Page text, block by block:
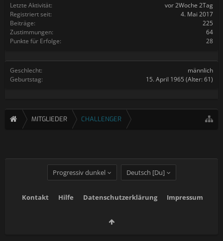
Letzte Aktivität:
vor 2Woche 2Tag
Registriert seit:
4. Mai 2017
Beiträge:
225
Zustimmungen:
64
Punkte für Erfolge:
28
Geschlecht:
männlich
Geburtstag:
15. April 1965 (Alter: 61)
MITGLIEDER CHALLENGER
Progressiv dunkel Deutsch [Du]
Kontakt Hilfe Datenschutzerklärung Impressum